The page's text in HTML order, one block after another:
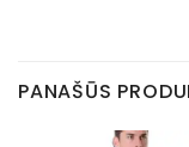
PANAŠŪS